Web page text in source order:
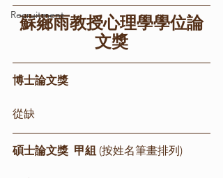
Recruitment
蘇薌雨教授心理學學位論
文獎
博士論文獎
從缺
碩士論文獎  甲組 (按姓名筆畫排列)